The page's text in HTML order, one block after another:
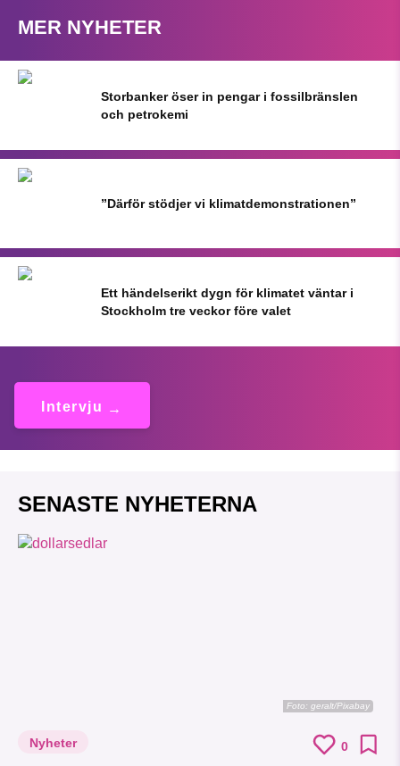
MER NYHETER
Storbanker öser in pengar i fossilbränslen
och petrokemi
”Därför stödjer vi klimatdemonstrationen”
Ett händelserikt dygn för klimatet väntar i
Stockholm tre veckor före valet
Intervju
SENASTE NYHETERNA
Foto: geralt/Pixabay
Nyheter 0